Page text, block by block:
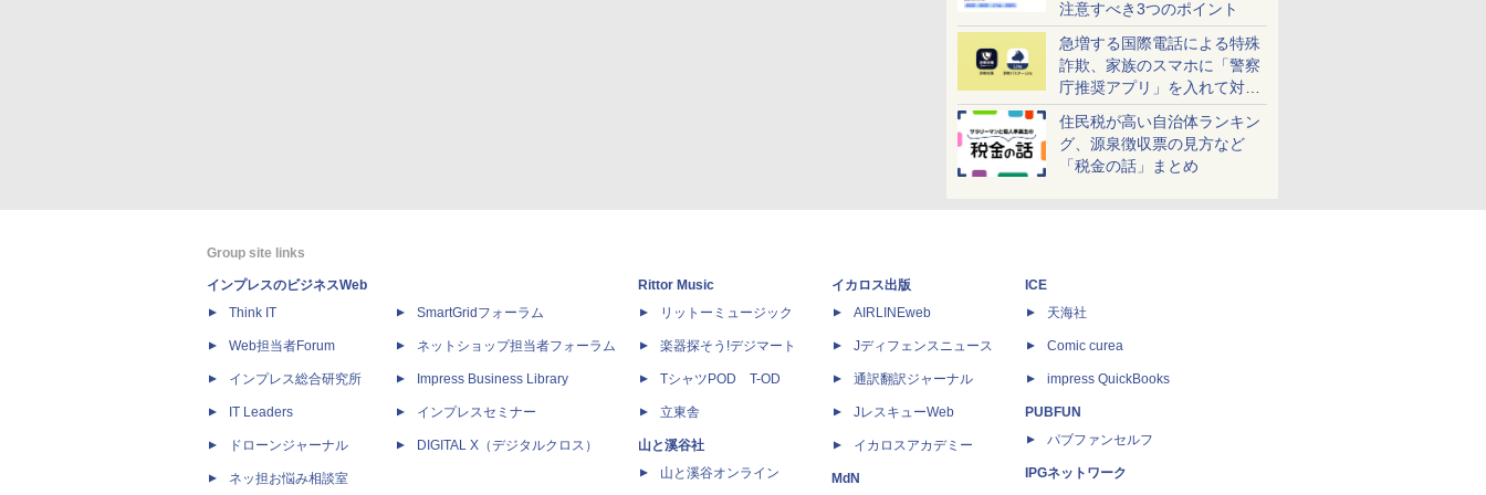
注意すべき3つのポイント
急増する国際電話による特殊
詐欺、家族のスマホに「警察
庁推奨アプリ」を入れて対策
しよう！
住民税が高い自治体ランキン
グ、源泉徴収票の見方など
「税金の話」まとめ
Group site links
インプレスのビジネスWeb
Think IT
Web担当者Forum
インプレス総合研究所
IT Leaders
ドローンジャーナル
ネッ担お悩み相談室
SmartGridフォーラム
ネットショップ担当者フォーラム
Impress Business Library
インプレスセミナー
DIGITAL X（デジタルクロス）
Rittor Music
リットーミュージック
楽器探そう!デジマート
TシャツPOD T-OD
立東舎
山と溪谷社
山と溪谷オンライン
イカロス出版
AIRLINEweb
Jディフェンスニュース
通訳翻訳ジャーナル
JレスキューWeb
イカロスアカデミー
MdN
ICE
天海社
Comic curea
impress QuickBooks
PUBFUN
パブファンセルフ
IPGネットワーク